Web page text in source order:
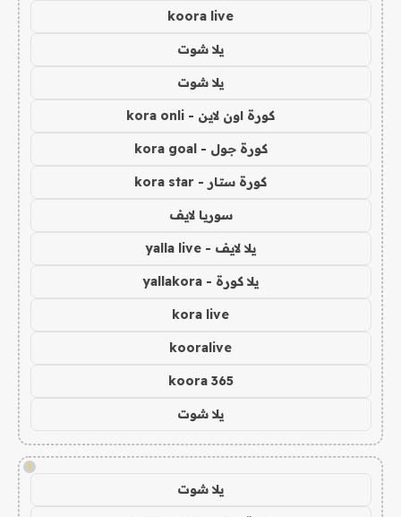
koora live
يلا شوت
يلا شوت
كورة اون لاين - kora onli
كورة جول - kora goal
كورة ستار - kora star
سوريا لايف
يلا لايف - yalla live
يلا كورة - yallakora
kora live
kooralive
koora 365
يلا شوت
!
يلا شوت